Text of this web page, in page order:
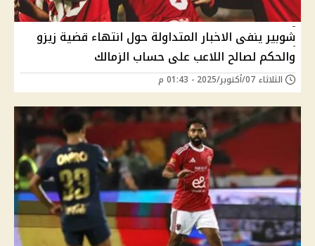
شوبير ينفى الاخبار المتداولة حول انتهاء قضية زيزو
والحكم لصالح اللاعب على حساب الزمالك
الثلاثاء 07/أكتوبر/2025 - 01:43 م